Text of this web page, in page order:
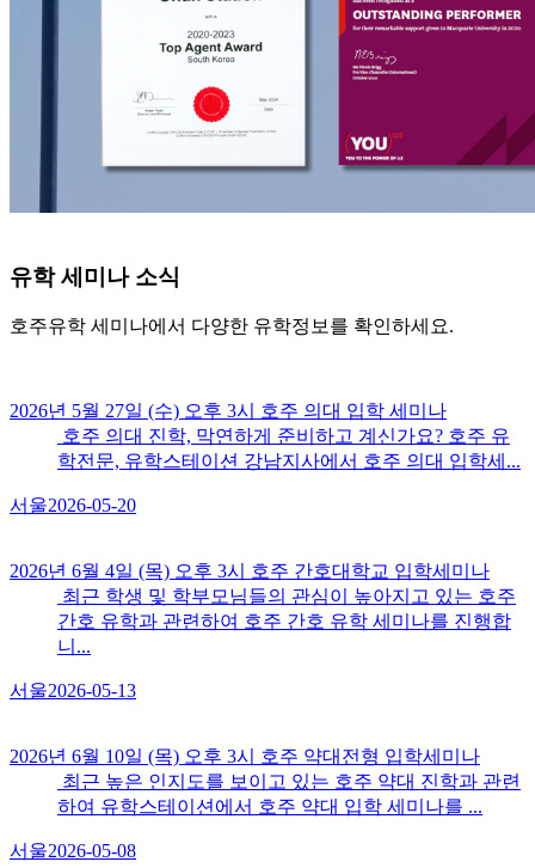
유학세미나 소식
호주유학 세미나에서 다양한 유학정보를 확인하세요.
2026년 5월 27일 (수) 오후 3시 호주 의대 입학 세미나
호주 의대 진학, 막연하게 준비하고 계신가요? 호주 유
학전문, 유학스테이션 강남지사에서 호주 의대 입학세...
서울2026-05-20
2026년 6월 4일 (목) 오후 3시 호주 간호대학교 입학세미나
최근 학생 및 학부모님들의 관심이 높아지고 있는 호주
간호 유학과 관련하여 호주 간호 유학 세미나를 진행합
니...
서울2026-05-13
2026년 6월 10일 (목) 오후 3시 호주 약대전형 입학세미나
최근 높은 인지도를 보이고 있는 호주 약대 진학과 관련
하여 유학스테이션에서 호주 약대 입학 세미나를 ...
서울2026-05-08